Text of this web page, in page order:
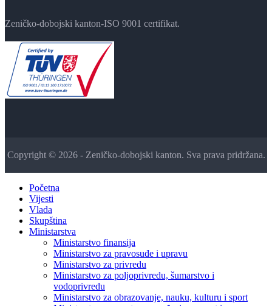
Zeničko-dobojski kanton-ISO 9001 certifikat.
Copyright © 2026 - Zeničko-dobojski kanton. Sva prava pridržana.
Početna
Vijesti
Vlada
Skupština
Ministarstva
Ministarstvo finansija
Ministarstvo za pravosuđe i upravu
Ministarstvo za privredu
Ministarstvo za poljoprivredu, šumarstvo i
vodoprivredu
Ministarstvo za obrazovanje, nauku, kulturu i sport